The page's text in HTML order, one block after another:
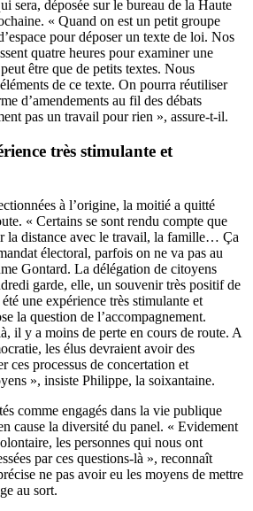
sera, déposée sur le bureau de la Haute
« Quand on est un petit groupe
pour déposer un texte de loi. Nos
quatre heures pour examiner une
être que de petits textes. Nous
de ce texte. On pourra réutiliser
d’amendements au fil des débats
pas un travail pour rien », assure-t-il.
très stimulante et
à l’origine, la moitié a quitté
« Certains se sont rendu compte que
la distance avec le travail, la famille… Ça
électoral, parfois on ne va pas au
Gontard. La délégation de citoyens
garde, elle, un souvenir très positif de
une expérience très stimulante et
la question de l’accompagnement.
il y a moins de perte en cours de route. A
les élus devraient avoir des
ces processus de concertation et
», insiste Philippe, la soixantaine.
comme engagés dans la vie publique
cause la diversité du panel. « Evidement
les personnes qui nous ont
par ces questions-là », reconnaît
ne pas avoir eu les moyens de mettre
au sort.